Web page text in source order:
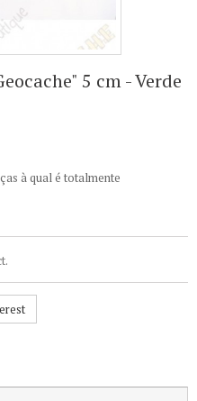
5 cm - Verde
à qual é totalmente